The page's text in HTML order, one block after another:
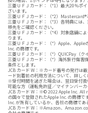
三菱ＵＦＪカード：（*1）最大20％ポ
ざいます。
三菱ＵＦＪカード：（*2）Mastercard®
三菱ＵＦＪカード：（*3）各特典には
移先をご確認ください。
三菱ＵＦＪカード：（*4）対象店舗に
ります。
三菱ＵＦＪカード：（*）Apple、Apple
Inc.の商標です。
三菱ＵＦＪカード：（*）QUICPay（ク
三菱ＵＦＪカード：（*）海外旅行傷害
条件とします。
JCB カード W：※カード番号の発行は
ード到着前の利用方法について、詳し
※受付時間を過ぎた場合は、翌日受付
可能な方（運転免許証／マイナンバーカ
JCB カード W：※© 2022 Apple Inc. All
の国々で登録されたApple Inc.の商標で
Inc.が所有しているか、各社の商標であ
JCB カード W：※Amazon、